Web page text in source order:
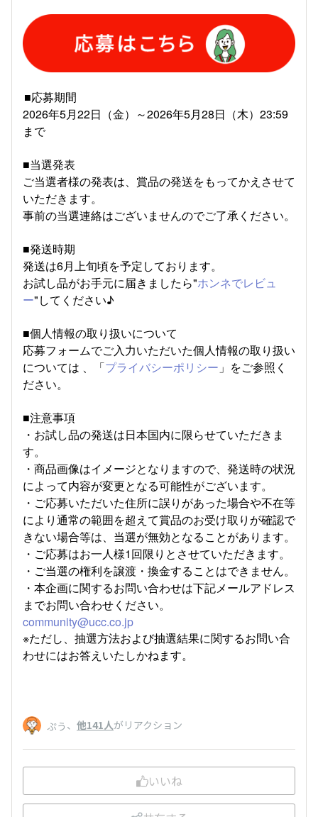
■応募期間
2026年5月22日（金）～2026年5月28日（木）23:59
まで
■当選発表
ご当選者様の発表は、賞品の発送をもってかえさせて
いただきます。
事前の当選連絡はございませんのでご了承ください。
■発送時期
発送は6月上旬頃を予定しております。
お試し品がお手元に届きましたら"ホンネでレビュ
ー"してください♪
■個人情報の取り扱いについて
応募フォームでご入力いただいた個人情報の取り扱い
については 、「プライバシーポリシー 」をご参照く
ださい。
■注意事項
・お試し品の発送は日本国内に限らせていただきま
す。
・商品画像はイメージとなりますので、発送時の状況
によって内容が変更となる可能性がございます。
・ご応募いただいた住所に誤りがあった場合や不在等
により通常の範囲を超えて賞品のお受け取りが確認で
きない場合等は、当選が無効となることがあります。
・ご応募はお一人様1回限りとさせていただきます。
・ご当選の権利を譲渡・換金することはできません。
・本企画に関するお問い合わせは下記メールアドレス
までお問い合わせください。
community@ucc.co.jp
※ただし、抽選方法および抽選結果に関するお問い合
わせにはお答えいたしかねます。
ぷう 、 他141人がリアクション
いいね